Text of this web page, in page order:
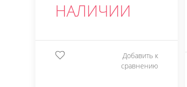
НАЛИЧИИ
Добавить к
сравнению